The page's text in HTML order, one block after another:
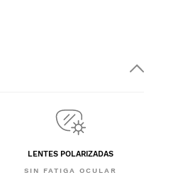
LENTES POLARIZADAS
SIN FATIGA OCULAR